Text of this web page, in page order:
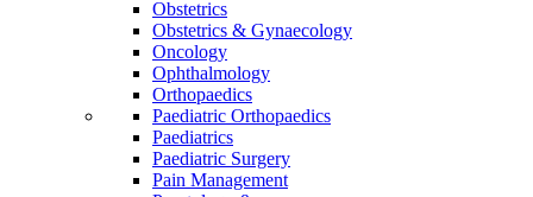
Obstetrics
Obstetrics & Gynaecology
Oncology
Ophthalmology
Orthopaedics
Paediatric Orthopaedics
Paediatrics
Paediatric Surgery
Pain Management